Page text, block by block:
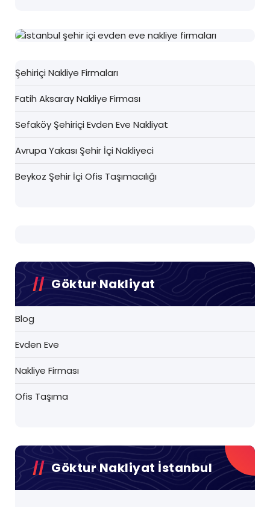
Şehiriçi Nakliye Firmaları
Fatih Aksaray Nakliye Firması
Sefaköy Şehiriçi Evden Eve Nakliyat
Avrupa Yakası Şehir İçi Nakliyeci
Beykoz Şehir İçi Ofis Taşımacılığı
Göktur Nakliyat
Blog
Evden Eve
Nakliye Firması
Ofis Taşıma
Göktur Nakliyat İstanbul